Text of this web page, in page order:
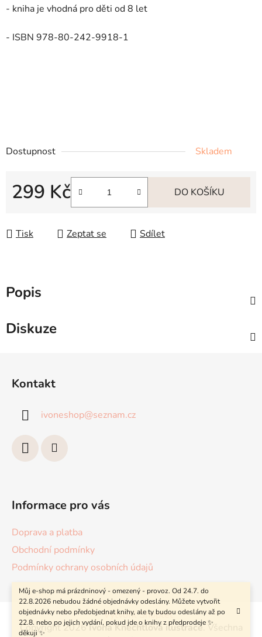
Můj e-shop má prázdninový - omezený - provoz. Od 24.7. do
22.8.2026 nebudou žádné objednávky odeslány. Můžete vytvořit
objednávky nebo předobjednat knihy, ale ty budou odeslány až po
22.8. nebo po jejich vydání, pokud jde o knihy z předprodeje ✨
děkuji ✨
- kniha je vhodná pro děti od 8 let
- ISBN 978-80-242-9918-1
Dostupnost Skladem
299 Kč DO KOŠÍKU
Tisk Zeptat se Sdílet
Popis
Diskuze
Kontakt
ivoneshop@seznam.cz
Informace pro vás
Doprava a platba
Obchodní podmínky
Podmínky ochrany osobních údajů
Vytvořil Shoptet
Copyright 2026Ivona Knechtlová ilustrace. Všechna